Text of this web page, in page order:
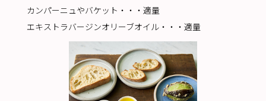
カンパーニュやバケット・・・適量
エキストラバージンオリーブオイル・・・適量